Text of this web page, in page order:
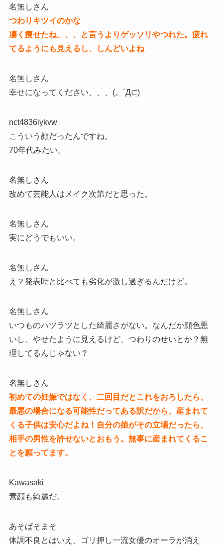
名無しさん
つわりキツイのかな
凄く痩せたね、、、と言うよりゲッソリやつれた。疲れ
てるようにも見えるし、しんどいよね
名無しさん
幸せになってください、、、(。´Д⊂)
nct4836iykvw
こういう顔だったんですね。
70年代みたい。
名無しさん
改めて芸能人はメイク次第だと思った。
名無しさん
実にどうでもいい。
名無しさん
え？発表時と比べても劣化が激し過ぎるんだけど。
名無しさん
いつものハツラツとした綺麗さがない。なんだか顔色悪
いし、やせたように見えるけど、つわりのせいとか？無
理してるんじゃない？
名無しさん
初めての妊娠ではなく、二回目だとこれをおろしたら、
最悪の場合になる可能性だってある訳だから、産まれて
くる子供は安心だよね！自分の娘がその立場だったら、
相手の男性を許せないとおもう。無事に産まれてくるこ
とを願ってます。
Kawasaki
素顔も綺麗だ。
あそぱそまそ
体調不良とはいえ、ゴリ押し一流女優のオーラが消え